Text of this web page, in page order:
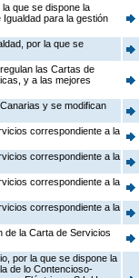
que se dispone la
para la gestión
por la que se
las Cartas de
y a las mejores
y se modifican
correspondiente a la
correspondiente a la
correspondiente a la
correspondiente a la
de la Carta de Servicios
por la que se dispone la
de lo Contencioso-